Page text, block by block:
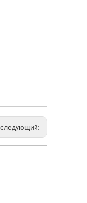
следующий: